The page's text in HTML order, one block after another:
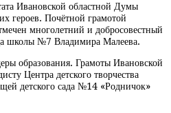
Ивановской областной Думы
героев. Почётной грамотой
многолетний и добросовестный
школы №7 Владимира Малеева.
образования. Грамоты Ивановской
Центра детского творчества
детского сада №14 «Родничок»